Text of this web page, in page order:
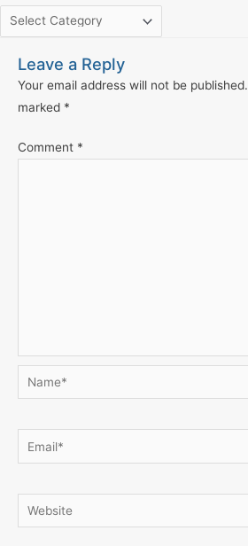
Leave a Reply
Your email address will not be published.
marked *
Comment *
Name*
Email*
Website